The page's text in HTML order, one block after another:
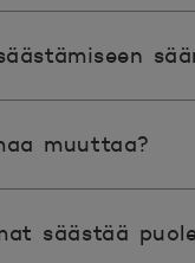
muuttaa?
säästää